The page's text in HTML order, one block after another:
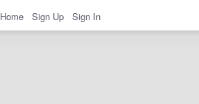
Home Sign Up Sign In